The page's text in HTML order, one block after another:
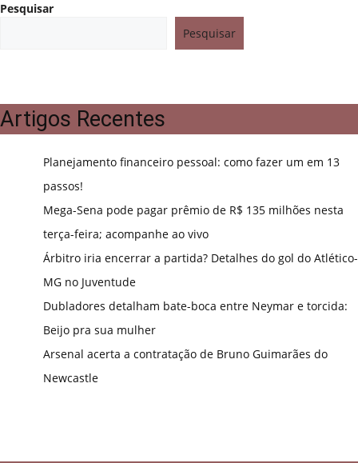
Pesquisar
Pesquisar
Artigos Recentes
Planejamento financeiro pessoal: como fazer um em 13
passos!
Mega-Sena pode pagar prêmio de R$ 135 milhões nesta
terça-feira; acompanhe ao vivo
Árbitro iria encerrar a partida? Detalhes do gol do Atlético-
MG no Juventude
Dubladores detalham bate-boca entre Neymar e torcida:
Beijo pra sua mulher
Arsenal acerta a contratação de Bruno Guimarães do
Newcastle